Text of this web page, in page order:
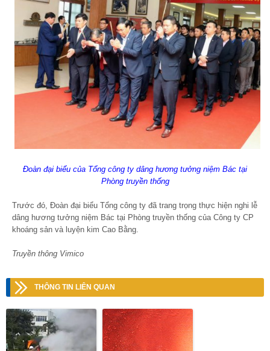
Đoàn đại biểu của Tổng công ty dâng hương tưởng niệm Bác tại
Phòng truyền thống
Trước đó, Đoàn đại biểu Tổng công ty đã trang trọng thực hiện nghi lễ
dâng hương tưởng niệm Bác tại Phòng truyền thống của Công ty CP
khoáng sản và luyện kim Cao Bằng.
Truyền thông Vimico
THÔNG TIN LIÊN QUAN